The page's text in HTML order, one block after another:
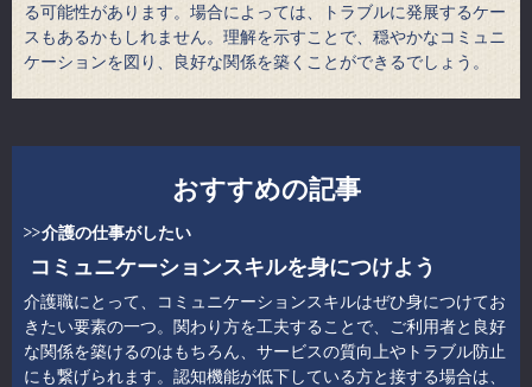
る可能性があります。場合によっては、トラブルに発展するケー
スもあるかもしれません。理解を示すことで、穏やかなコミュニ
ケーションを図り、良好な関係を築くことができるでしょう。
おすすめの記事
介護の仕事がしたい
コミュニケーションスキルを身につけよう
介護職にとって、コミュニケーションスキルはぜひ身につけてお
きたい要素の一つ。関わり方を工夫することで、ご利用者と良好
な関係を築けるのはもちろん、サービスの質向上やトラブル防止
にも繋げられます。認知機能が低下している方と接する場合は、